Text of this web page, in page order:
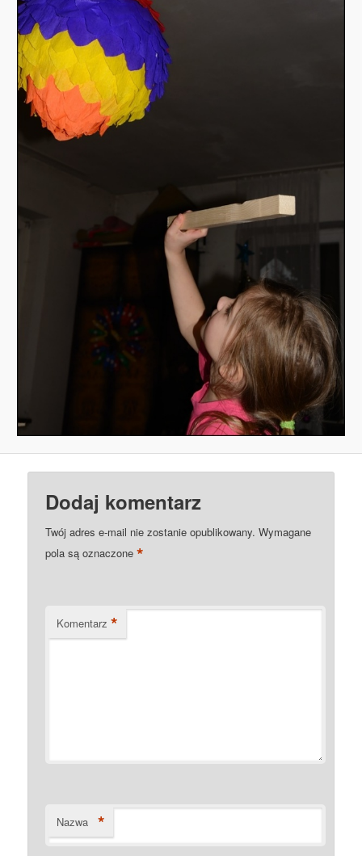
Dodaj komentarz
Twój adres e-mail nie zostanie opublikowany. Wymagane
pola są oznaczone*
Komentarz *
Nazwa *